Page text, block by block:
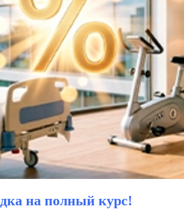
на полный курс!